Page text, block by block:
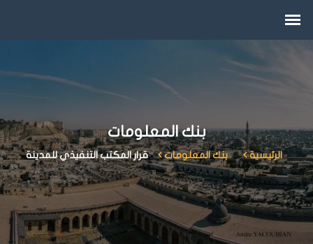
بنك المعلومات
الرئيسية بنك المعلومات قرار المكتب التنفيذي للمدينة